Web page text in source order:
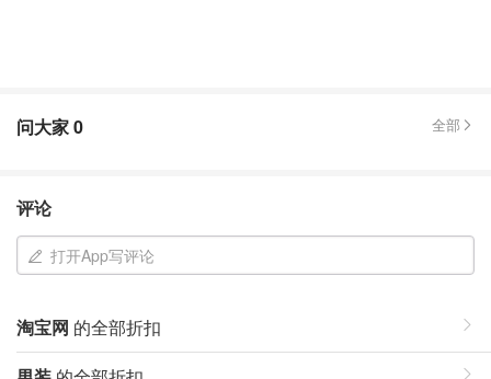
问大家0 全部
评论
打开App写评论
淘宝网 的全部折扣